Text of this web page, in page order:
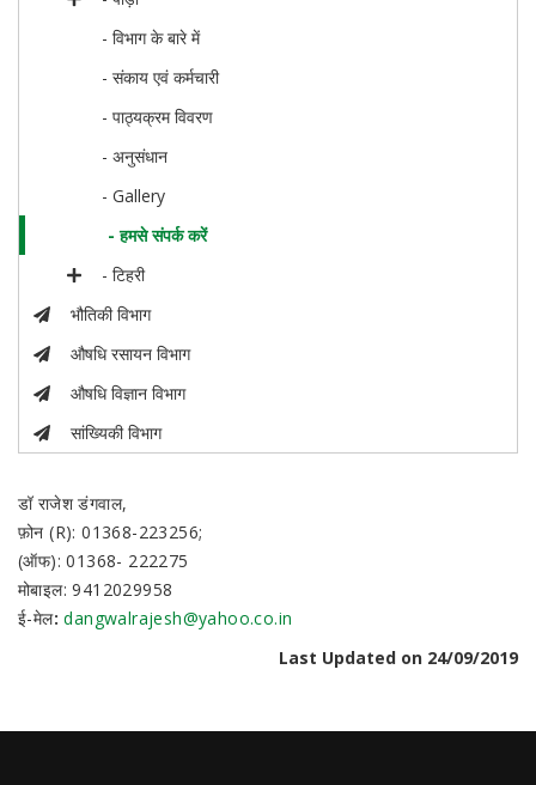
- विभाग के बारे में
- संकाय एवं कर्मचारी
- पाठ्यक्रम विवरण
- अनुसंधान
- Gallery
- हमसे संपर्क करें
- टिहरी
भौतिकी विभाग
औषधि रसायन विभाग
औषधि विज्ञान विभाग
सांख्यिकी विभाग
डॉ राजेश डंगवाल,
फ़ोन (R): 01368-223256;
(ऑफ): 01368- 222275
मोबाइल: 9412029958
ई-मेल: dangwalrajesh@yahoo.co.in
Last Updated on 24/09/2019